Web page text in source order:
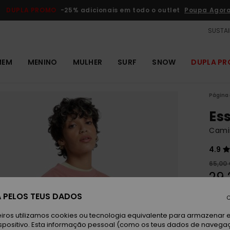
DUPLA PROMO -25% adicionais em todo o outlet Poupa Agora
MENINO MULHER SURF SNOW DUPLA
Página
4.9
65,00
TEUS DADOS
utilizamos cookies ou tecnologia equivalente para armazenar
Esta informação pessoal (como os teus dados de